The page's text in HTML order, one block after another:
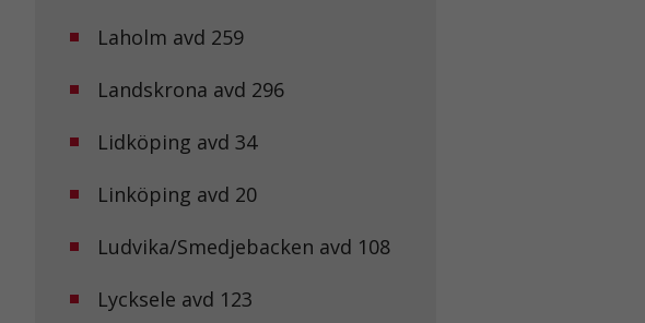
Laholm avd 259
Landskrona avd 296
Lidköping avd 34
Linköping avd 20
Ludvika/Smedjebacken avd 108
Lycksele avd 123